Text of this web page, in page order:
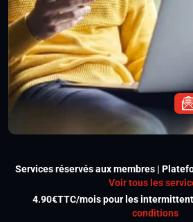
Services réservés aux membres |
Voir tous les
4.90€TTC/mois pour les
conditions